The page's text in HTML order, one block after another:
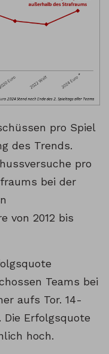
pro Spiel
des Trends.
pro
bei der
von 2012 bis
Teams bei
aufs Tor. 14-
Erfolgsquote
hoch.